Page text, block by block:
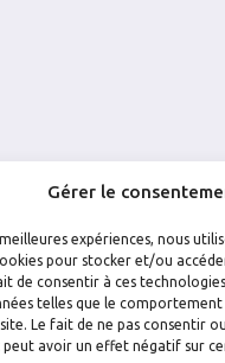
Gérer le
expériences, nous
pour stocker et/ou
de consentir à ces
telles que le comportement
Le fait de ne pas consentir
avoir un effet négatif sur
INSTAGRAM